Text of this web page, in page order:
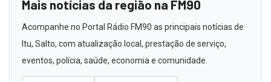
Mais notícias da região na FM90
Acompanhe no Portal Rádio FM90 as principais notícias de
Itu, Salto, com atualização local, prestação de serviço,
eventos, polícia, saúde, economia e comunidade.